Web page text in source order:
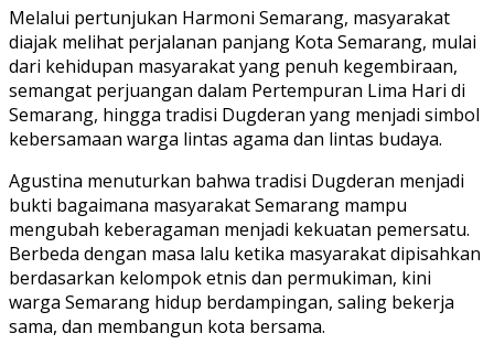
Melalui pertunjukan Harmoni Semarang, masyarakat
diajak melihat perjalanan panjang Kota Semarang, mulai
dari kehidupan masyarakat yang penuh kegembiraan,
semangat perjuangan dalam Pertempuran Lima Hari di
Semarang, hingga tradisi Dugderan yang menjadi simbol
kebersamaan warga lintas agama dan lintas budaya.
Agustina menuturkan bahwa tradisi Dugderan menjadi
bukti bagaimana masyarakat Semarang mampu
mengubah keberagaman menjadi kekuatan pemersatu.
Berbeda dengan masa lalu ketika masyarakat dipisahkan
berdasarkan kelompok etnis dan permukiman, kini
warga Semarang hidup berdampingan, saling bekerja
sama, dan membangun kota bersama.